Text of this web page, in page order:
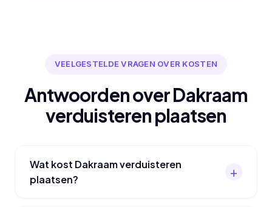
VEELGESTELDE VRAGEN OVER KOSTEN
Antwoorden over Dakraam
verduisteren plaatsen
Wat kost Dakraam verduisteren
plaatsen?